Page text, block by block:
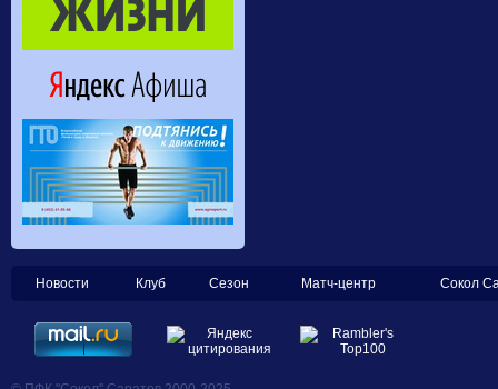
Новости Клуб Сезон Матч-центр Сокол